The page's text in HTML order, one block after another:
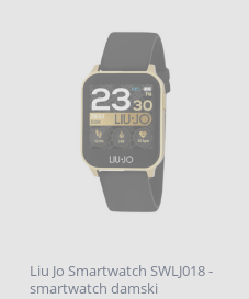
Liu Jo Smartwatch SWLJ018 -
smartwatch damski